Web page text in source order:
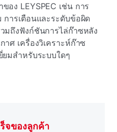
อง LEYSPEC เช่น การ
การเตือนและระดับข้อผิด
มถึงฟังก์ชันการไล่ก๊าซหลัง
าศ เครื่องวิเคราะห์ก๊าซ
ยมสําหรับระบบใดๆ
จของลูกค้า